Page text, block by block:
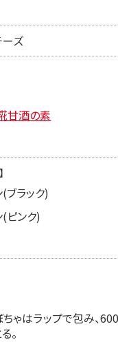
ーズ
甘酒の素
ブラック)
ピンク)
ゃはラップで包み、
。